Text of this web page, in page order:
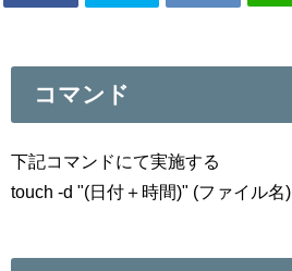
コマンド
下記コマンドにて実施する
touch -d "(日付＋時間)" (ファイル名)